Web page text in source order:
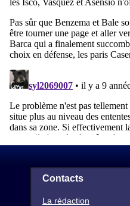
Contacts
La rédaction